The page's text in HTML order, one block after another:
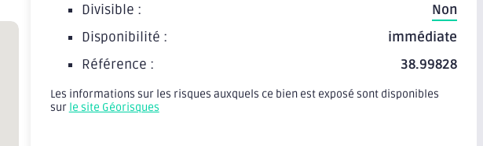
Divisible :
Non
Disponibilité :
immédiate
Référence :
38.99828
Les informations sur les risques auxquels ce bien est exposé sont disponibles
sur le site Géorisques